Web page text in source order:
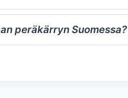
peräkärryn Suomessa?